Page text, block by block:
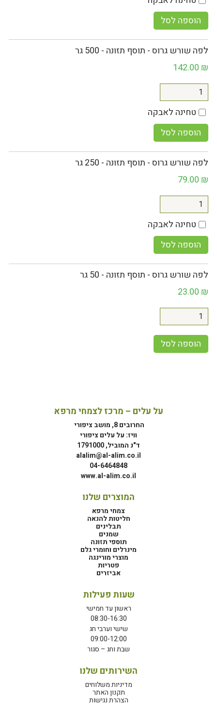
הוספה לסל
לפה שורש גרוס - תוסף תזונה - 500 גר
142.00 ₪
טחינה לאבקה
הוספה לסל
לפה שורש גרוס - תוסף תזונה - 250 גר
79.00 ₪
טחינה לאבקה
הוספה לסל
לפה שורש גרוס - תוסף תזונה - 50 גר
23.00 ₪
הוספה לסל
על עלים – מרכז לצמחי מרפא
החרובים 8, מושב ציפורי
וויז: על עלים ציפורי
ד"נ המוביל, 1791000
alalim@al-alim.co.il
04-6464848
www.al-alim.co.il
המוצרים שלנו
צמחי מרפא
חליטות להנאה
תבלינים
שמנים
תוספי תזונה
מינרלים וחומרי גלם
מוצרי מורינגה
פטריות
אביזרים
שעות פעילות
ראשון עד חמישי
08:30-16:30
שישי וערבי חג
09:00-12:00
שבת וחג – סגור
השירותים שלנו
מדיניות משלוחים
תקנון האתר
הצהרת נגישות